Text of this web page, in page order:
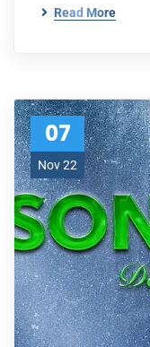
Read More
07
Nov 22